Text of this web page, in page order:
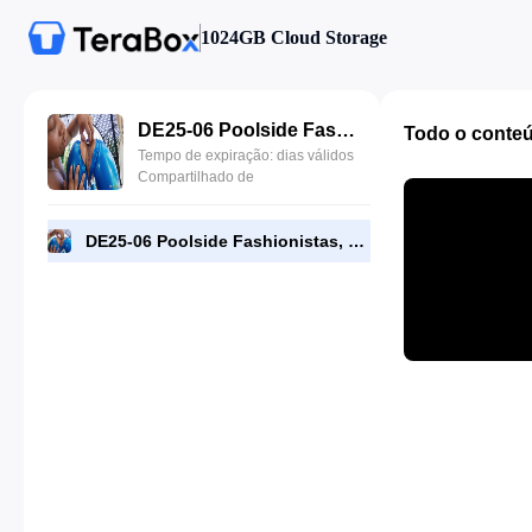
1024GB Cloud Storage
DE25-06 Poolside Fashionistas, Luna Star, Ryan Reid.mp4
Tempo de expiração: dias válidos
Compartilhado de
DE25-06 Poolside Fashionistas, Luna Star, Ryan Reid.mp4
Todo o